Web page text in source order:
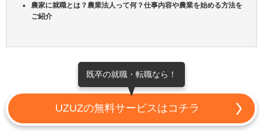
農家に就職とは？農業法人って何？仕事内容や農業を始める方法を
ご紹介
既卒の就職・転職なら！
UZUZの無料サービスはコチラ